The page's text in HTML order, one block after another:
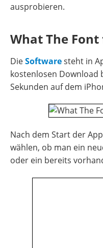
ausprobieren.
What The
DieSoftwaresteht in
kostenlosen Download
Sekunden auf dem
Nach dem Start der
wählen, ob man ein
oder ein bereits